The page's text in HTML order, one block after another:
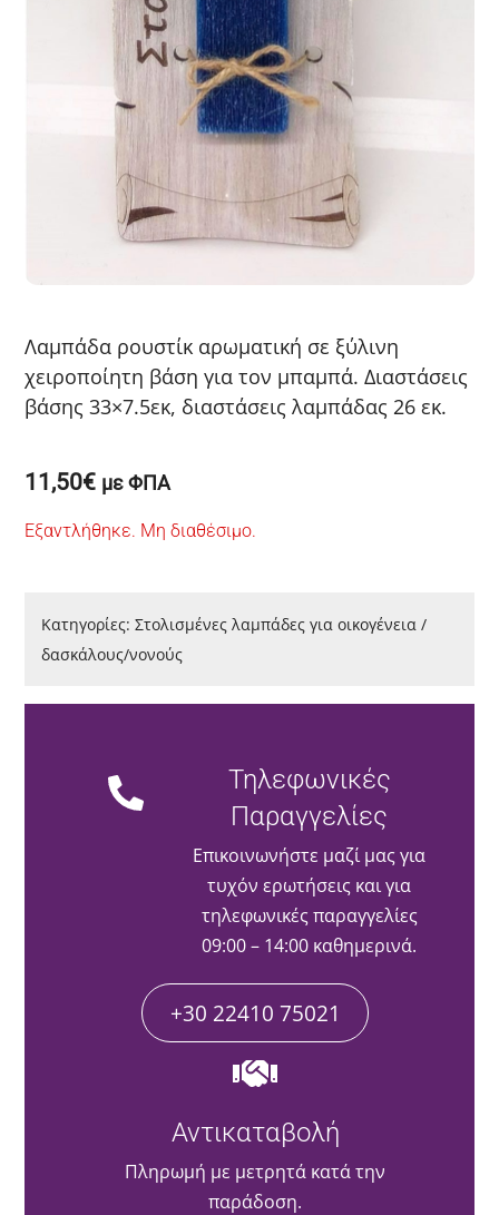
Λαμπάδα ρουστίκ αρωματική σε ξύλινη
χειροποίητη βάση για τον μπαμπά. Διαστάσεις
βάσης 33×7.5εκ, διαστάσεις λαμπάδας 26 εκ.
11,50€ με ΦΠΑ
Εξαντλήθηκε. Μη διαθέσιμο.
Κατηγορίες:Στολισμένες λαμπάδες για οικογένεια /
δασκάλους/νονούς
Τηλεφωνικές
Παραγγελίες
Επικοινωνήστε μαζί μας για
τυχόν ερωτήσεις και για
τηλεφωνικές παραγγελίες
09:00 – 14:00 καθημερινά.
+30 22410 75021
Αντικαταβολή
Πληρωμή με μετρητά κατά την
παράδοση.